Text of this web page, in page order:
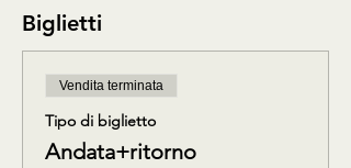
Biglietti
Vendita terminata
Tipo di biglietto
Andata+ritorno